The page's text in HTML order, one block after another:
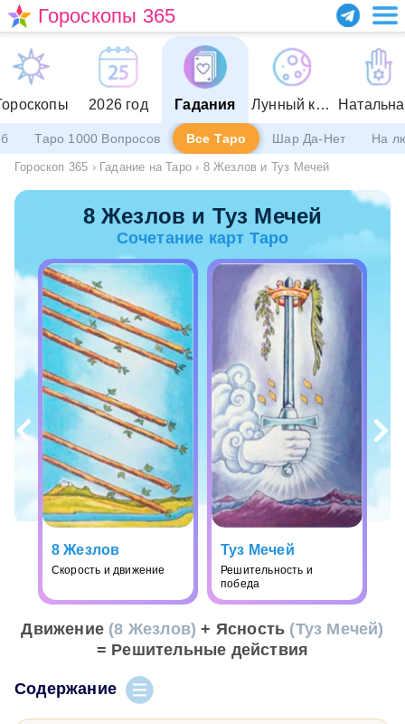
Гороскопы 365
2026 год Гадания Лунный календарь
Таро 1000 Вопросов Все Таро Шар Да-Нет На
Гороскоп 365 › Гадание на Таро › 8 Жезлов и Туз Мечей
8 Жезлов и Туз Мечей
Сочетание карт Таро
8 Жезлов
Скорость и движение
Туз Мечей
Решительность и
победа
Движение (8 Жезлов) + Ясность (Туз Мечей)
= Решительные действия
Содержание